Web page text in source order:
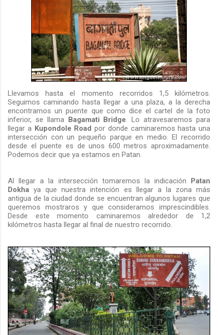
Llevamos hasta el momento recorridos 1,5 kilómetros.
Seguimos caminando hasta llegar a una plaza, a la derecha
encontramos un puente que como dice el cartel de la foto
inferior, se llama Bagamati Bridge. Lo atravesaremos para
llegar a Kupondole Road por donde caminaremos hasta una
intersección con un pequeño parque en medio. El recorrido
desde el puente es de unos 600 metros aproximadamente.
Podemos decir que ya estamos en Patan.
Al llegar a la intersección tomaremos la indicación Patan
Dokha ya que nuestra intención es llegar a la zona más
antigua de la ciudad donde se encuentran algunos lugares que
queremos mostraros y que consideramos imprescindibles.
Desde este momento caminaremos alrededor de 1,2
kilómetros hasta llegar al final de nuestro recorrido.